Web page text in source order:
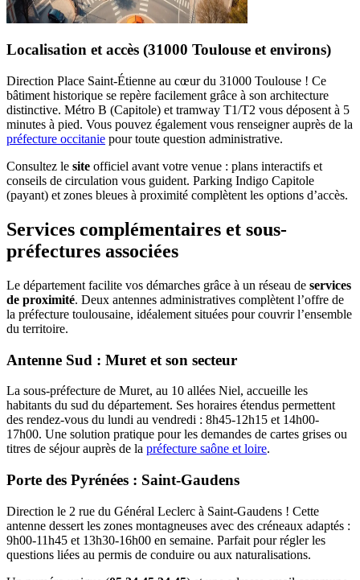
Localisation et accès (31000 Toulouse et environs)
Direction Place Saint-Étienne au cœur du 31000 Toulouse ! Ce
bâtiment historique se repère facilement grâce à son architecture
distinctive. Métro B (Capitole) et tramway T1/T2 vous déposent à 5
minutes à pied. Vous pouvez également vous renseigner auprès de la
préfecture occitanie pour toute question administrative.
Consultez le site officiel avant votre venue : plans interactifs et
conseils de circulation vous guident. Parking Indigo Capitole
(payant) et zones bleues à proximité complètent les options d’accès.
Services complémentaires et sous-
préfectures associées
Le département facilite vos démarches grâce à un réseau de services
de proximité. Deux antennes administratives complètent l’offre de
la préfecture toulousaine, idéalement situées pour couvrir l’ensemble
du territoire.
Antenne Sud : Muret et son secteur
La sous-préfecture de Muret, au 10 allées Niel, accueille les
habitants du sud du département. Ses horaires étendus permettent
des rendez-vous du lundi au vendredi : 8h45-12h15 et 14h00-
17h00. Une solution pratique pour les demandes de cartes grises ou
titres de séjour auprès de la préfecture saône et loire.
Porte des Pyrénées : Saint-Gaudens
Direction le 2 rue du Général Leclerc à Saint-Gaudens ! Cette
antenne dessert les zones montagneuses avec des créneaux adaptés :
9h00-11h45 et 13h30-16h00 en semaine. Parfait pour régler les
questions liées au permis de conduire ou aux naturalisations.